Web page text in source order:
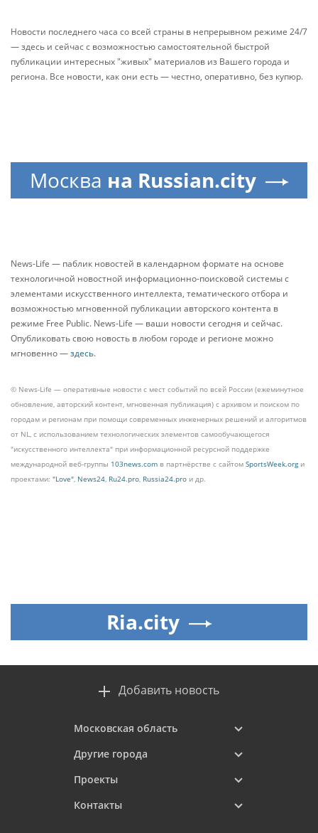
Новости последнего часа со всей страны в непрерывном режиме 24/7
— здесь и сейчас с возможностью самостоятельной быстрой
публикации интересных "живых" материалов из Вашего города и
региона. Все новости, как они есть — честно, оперативно, без купюр.
Москва на Russian.city
News-Life — паблик новостей в календарном формате на основе
технологичной новостной информационно-поисковой системы с
элементами искусственного интеллекта, тематического отбора и
возможностью мгновенной публикации авторского контента в
режиме Free Public. News-Life — ваши новости сегодня и сейчас.
Опубликовать свою новость в любом городе и регионе можно
мгновенно —здесь.
© News-Life — оперативные новости с мест событий по всей России (ежеминутное
обновление, авторский контент, мгновенная публикация) с архивом и поиском по
городам и регионам при помощи современных инженерных решений и алгоритмов
от NL, с использованием технологических элементов самообучающегося
"искусственного интеллекта" при информационной ресурсной поддержке
международной веб-группы 103news.com в партнёрстве с сайтом SportsWeek.orgи
проектами: "Love", News24, Ru24.pro, Russia24.pro и др.
Ria.city
Добавить новость
Московская область
Другие города
Проекты
Контакты